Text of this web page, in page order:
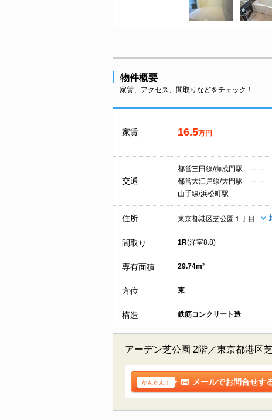
物件概要
家賃、アクセス、間取りなどをチェック！
家賃 16.5万円
交通
都営三田線/御成門駅
都営大江戸線/大門駅
山手線/浜松町駅
住所 東京都港区芝公園１丁目
間取り 1R(洋室8.8)
専有面積 29.74m²
方位 東
構造 鉄筋コンクリート造
アーデン芝公園 2階／東京都港区
かんたん！ メールでお問合せす